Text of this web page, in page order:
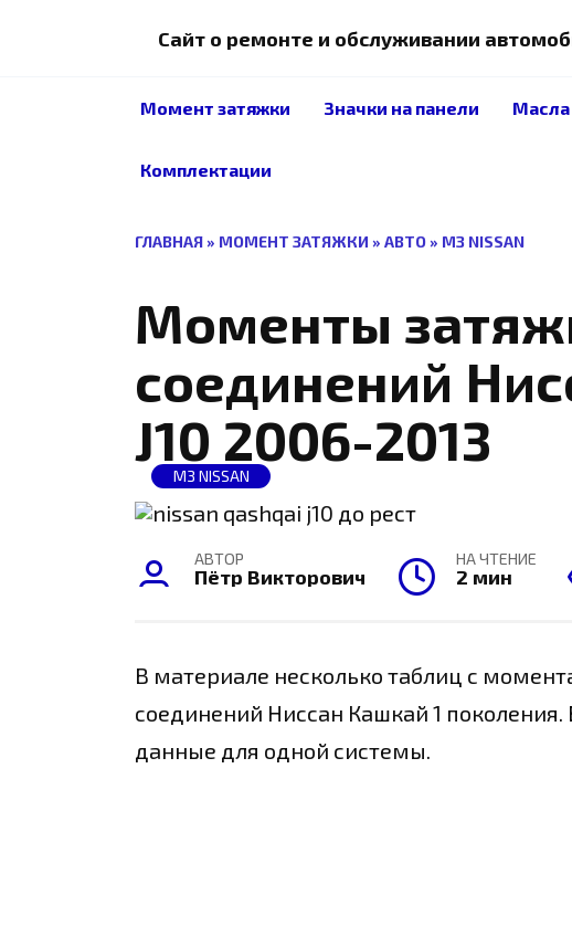
Сайт о ремонте и обслуживании
Момент затяжки Значки на панели
Комплектации
ГЛАВНАЯ » МОМЕНТ ЗАТЯЖКИ » АВТО » МЗ NISSAN
Моменты
соединений
J10 2006-2013
МЗ NISSAN
АВТОР
Пётр Викторович
НА ЧТЕНИЕ
2 мин
В материале несколько таблиц с
соединений Ниссан Кашкай 1
данные для одной системы.